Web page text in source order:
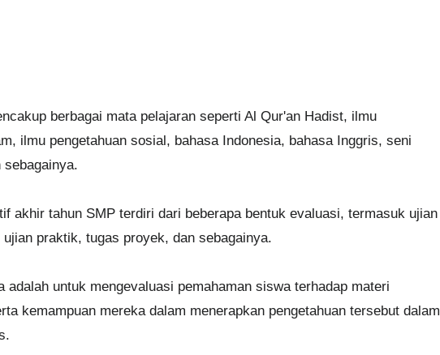
berbagai mata pelajaran seperti Al Qur'an Hadist, ilmu
ilmu pengetahuan sosial, bahasa Indonesia, bahasa Inggris, seni
sebagainya.
akhir tahun SMP terdiri dari beberapa bentuk evaluasi, termasuk ujian
praktik, tugas proyek, dan sebagainya.
adalah untuk mengevaluasi pemahaman siswa terhadap materi
kemampuan mereka dalam menerapkan pengetahuan tersebut dalam